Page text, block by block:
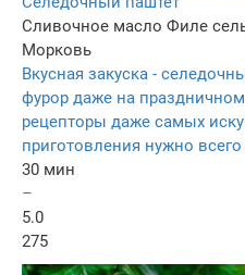
Сливочное масло Филе
Морковь
Вкусная закуска -
фурор даже на
рецепторы даже самых
приготовления нужно
30 мин
–
5.0
275